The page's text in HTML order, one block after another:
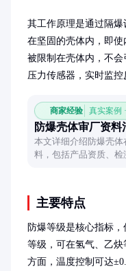
其工作原理是通过隔
在坚固的壳体内，即
被限制在壳体内，不会
压力传感器，实时监控
商家经验 真实案例
防爆壳体审厂资料
本文详细介绍防爆壳
料，包括产品资质、
主要特点
防爆等级是核心指标
等级，可在氢气、乙
方面，温度控制可达